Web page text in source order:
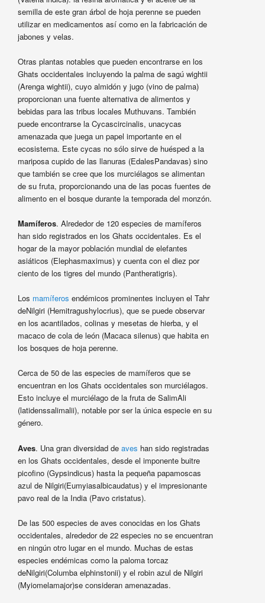
semilla de este gran árbol de hoja perenne se pueden
utilizar en medicamentos así como en la fabricación de
jabones y velas.
Otras plantas notables que pueden encontrarse en los
Ghats occidentales incluyendo la palma de sagú wightii
(Arenga wightii), cuyo almidón y jugo (vino de palma)
proporcionan una fuente alternativa de alimentos y
bebidas para las tribus locales Muthuvans. También
puede encontrarse la Cycascircinalis, unacycas
amenazada que juega un papel importante en el
ecosistema. Este cycas no sólo sirve de huésped a la
mariposa cupido de las llanuras (EdalesPandavas) sino
que también se cree que los murciélagos se alimentan
de su fruta, proporcionando una de las pocas fuentes de
alimento en el bosque durante la temporada del monzón.
Mamíferos. Alrededor de 120 especies de mamíferos
han sido registrados en los Ghats occidentales. Es el
hogar de la mayor población mundial de elefantes
asiáticos (Elephasmaximus) y cuenta con el diez por
ciento de los tigres del mundo (Pantheratigris).
Los mamíferos endémicos prominentes incluyen el Tahr
deNilgiri (Hemitragushylocrius), que se puede observar
en los acantilados, colinas y mesetas de hierba, y el
macaco de cola de león (Macaca silenus) que habita en
los bosques de hoja perenne.
Cerca de 50 de las especies de mamíferos que se
encuentran en los Ghats occidentales son murciélagos.
Esto incluye el murciélago de la fruta de SalimAli
(latidenssalimalii), notable por ser la única especie en su
género.
Aves. Una gran diversidad de aves han sido registradas
en los Ghats occidentales, desde el imponente buitre
picofino (Gypsindicus) hasta la pequeña papamoscas
azul de Nilgiri(Eumyiasalbicaudatus) y el impresionante
pavo real de la India (Pavo cristatus).
De las 500 especies de aves conocidas en los Ghats
occidentales, alrededor de 22 especies no se encuentran
en ningún otro lugar en el mundo. Muchas de estas
especies endémicas como la paloma torcaz
deNilgiri(Columba elphinstonii) y el robin azul de Nilgiri
(Myiomelamajor)se consideran amenazadas.